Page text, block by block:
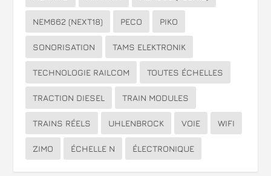
NEM662 (NEXT18) PECO PIKO
SONORISATION TAMS ELEKTRONIK
TECHNOLOGIE RAILCOM TOUTES ÉCHELLES
TRACTION DIESEL TRAIN MODULES
TRAINS RÉELS UHLENBROCK VOIE WIFI
ZIMO ÉCHELLE N ÉLECTRONIQUE